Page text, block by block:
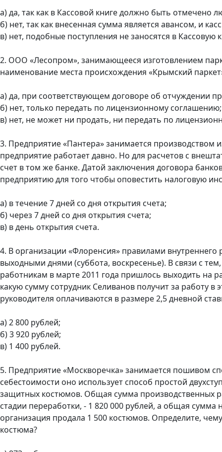
а) да, так как в Кассовой книге должно быть отмечено
б) нет, так как внесенная сумма является авансом, и
в) нет, подобные поступления не заносятся в Кассовую
2. ООО «Лесопром», занимающееся изготовлением
наименование места происхождения «Крымский
а) да, при соответствующем договоре об отчуждении
б) нет, только передать по лицензионному соглашению;
в) нет, не может ни продать, ни передать по
3. Предприятие «Пантера» занимается производством
предприятие работает давно. Но для расчетов с
счет в том же банке. Датой заключения договора
предприятию для того чтобы оповестить налоговую
а) в течение 7 дней со дня открытия счета;
б) через 7 дней со дня открытия счета;
в) в день открытия счета.
4. В организации «Флоренсия» правилами внутреннего
выходными днями (суббота, воскресенье). В связи с
работникам в марте 2011 года пришлось выходить на
какую сумму сотрудник Селиванов получит за работу
руководителя оплачиваются в размере 2,5 дневной
а) 2 800 рублей;
б) 3 920 рублей;
в) 1 400 рублей.
5. Предприятие «Москворечка» занимается пошивом
себестоимости оно использует способ простой
защитных костюмов. Общая сумма производственных
стадии переработки, - 1 820 000 рублей, а общая
организация продала 1 500 костюмов. Определите,
костюма?